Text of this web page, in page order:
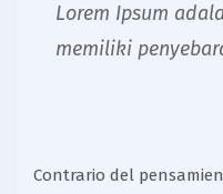
Lorem Ipsum
memiliki
Contrario del